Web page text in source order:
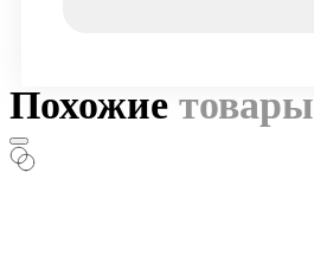
Похожие товары